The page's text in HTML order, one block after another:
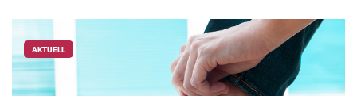
AKTUELL